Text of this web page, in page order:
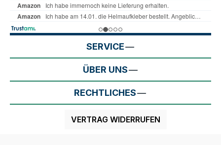
SERVICE
ÜBER UNS
RECHTLICHES
VERTRAG WIDERRUFEN